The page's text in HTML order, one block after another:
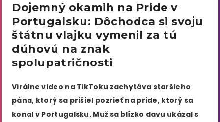
Dojemný okamih na Pride v
Portugalsku: Dôchodca si svoju
štátnu vlajku vymenil za tú
dúhovú na znak
spolupatričnosti
Virálne video na TikToku zachytáva staršieho
pána, ktorý sa prišiel pozrieť na pride, ktorý sa
konal v Portugalsku. Muž sa blízko davu ukázal s